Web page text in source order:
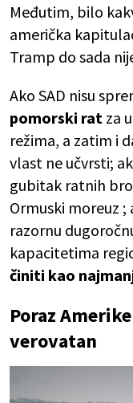
Međutim, bilo
američka
Tramp do sada
Ako SAD nisu
pomorski rat za
režima, a zatim i
vlast ne učvrsti;
gubitak ratnih
Ormuski moreuz
razornu
kapacitetima
činiti kao
Poraz
verovatan